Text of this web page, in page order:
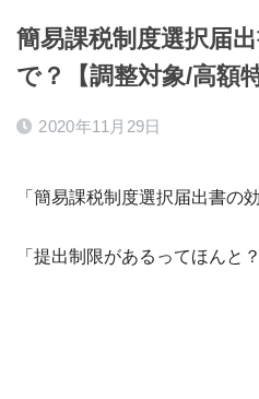
簡易課税制度選択届
で？【調整対象/高額特
2020年11月29日
「簡易課税制度選択届出書の
「提出制限があるってほんと？